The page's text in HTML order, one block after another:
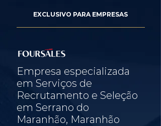
EXCLUSIVO PARA EMPRESAS
Empresa especializada
em Serviços de
Recrutamento e Seleção
em Serrano do
Maranhão, Maranhão